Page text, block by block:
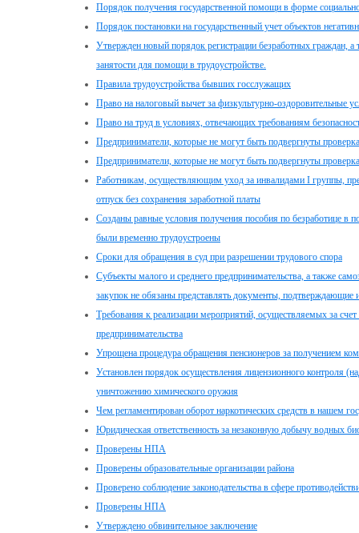
Порядок получения государственной помощи в форме
Порядок постановки на государственный учет объектов
Утвержден новый порядок регистрации безработных граждан,
занятости для помощи в трудоустройстве.
Правила трудоустройства бывших госслужащих
Право на налоговый вычет за физкультурно-оздоровительные
Право на труд в условиях, отвечающих требованиям
Предприниматели, которые не могут быть подвергнуты
Предприниматели, которые не могут быть подвергнуты
Работникам, осуществляющим уход за инвалидами I группы,
отпуск без сохранения заработной платы
Созданы равные условия получения пособия по безработице в
были временно трудоустроены
Сроки для обращения в суд при разрешении трудового спора
Субъекты малого и среднего предпринимательства, а также
закупок не обязаны представлять документы, подтверждающие
Требования к реализации мероприятий, осуществляемых за
предпринимательства
Упрощена процедура обращения пенсионеров за получением
Установлен порядок осуществления лицензионного контроля
уничтожению химического оружия
Чем регламентирован оборот наркотических средств в нашем
Юридическая ответственность за незаконную добычу водных
Проверены НПА
Проверены образовательные организации района
Проверено соблюдение законодательства в сфере
Проверены НПА
Утверждено обвинительное заключение